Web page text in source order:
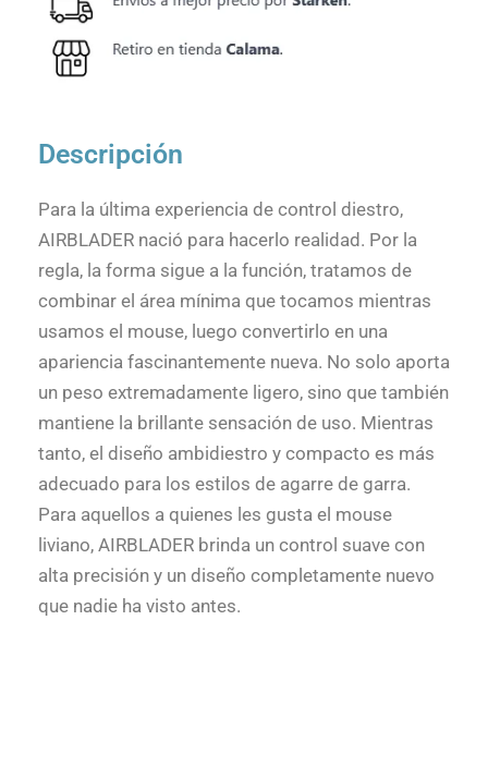
Descripción
Para la última experiencia de control diestro,
AIRBLADER nació para hacerlo realidad. Por la
regla, la forma sigue a la función, tratamos de
combinar el área mínima que tocamos mientras
usamos el mouse, luego convertirlo en una
apariencia fascinantemente nueva. No solo aporta
un peso extremadamente ligero, sino que también
mantiene la brillante sensación de uso. Mientras
tanto, el diseño ambidiestro y compacto es más
adecuado para los estilos de agarre de garra.
Para aquellos a quienes les gusta el mouse
liviano, AIRBLADER brinda un control suave con
alta precisión y un diseño completamente nuevo
que nadie ha visto antes.